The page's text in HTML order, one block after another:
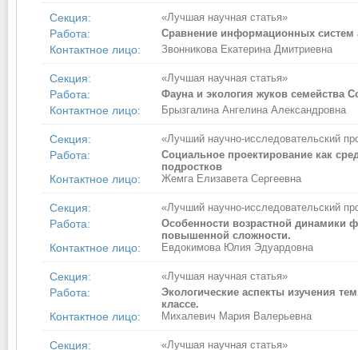
Секция: «Лучшая научная статья»
Работа: Сравнение информационных систем
Контактное лицо: Звонникова Екатерина Дмитриевна
Секция: «Лучшая научная статья»
Работа: Фауна и экология жуков семейства
Контактное лицо: Брызгалина Ангелина Александровна
Секция: «Лучший научно-исследовательский
Работа:
Социальное проектирование как
подростков
Контактное лицо: Жемга Елизавета Сергеевна
Секция: «Лучший научно-исследовательский
Работа:
Особенности возрастной динамики
повышенной сложности.
Контактное лицо: Евдокимова Юлия Эдуардовна
Секция: «Лучшая научная статья»
Работа:
Экологические аспекты изучения
классе.
Контактное лицо: Михалевич Мария Валерьевна
Секция: «Лучшая научная статья»